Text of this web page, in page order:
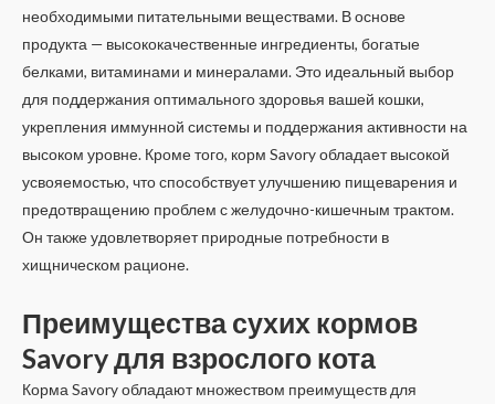
необходимыми питательными веществами. В основе
продукта — высококачественные ингредиенты, богатые
белками, витаминами и минералами. Это идеальный выбор
для поддержания оптимального здоровья вашей кошки,
укрепления иммунной системы и поддержания активности на
высоком уровне. Кроме того, корм Savory обладает высокой
усвояемостью, что способствует улучшению пищеварения и
предотвращению проблем с желудочно-кишечным трактом.
Он также удовлетворяет природные потребности в
хищническом рационе.
Преимущества сухих кормов
Savory для взрослого кота
Корма Savory обладают множеством преимуществ для